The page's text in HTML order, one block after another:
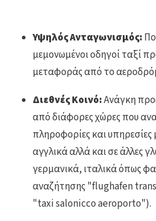
Υψηλός Ανταγωνισμός:
μεμονωμένοι οδηγοί ταξί
μεταφοράς από το
Διεθνές Κοινό:Ανάγκη
από διάφορες χώρες που
πληροφορίες και
αγγλικά αλλά και σε άλλες
γερμανικά, ιταλικά όπως
αναζήτησης "flughafen
"taxi salonicco aeroporto").